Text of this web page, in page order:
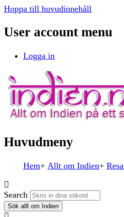
Hoppa till huvudinnehåll
User account menu
Logga in
Huvudmeny
Hem Allt om Indien
Search
Sök allt om Indien